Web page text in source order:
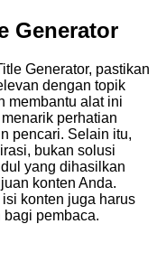
Generator
Generator, pastikan
dengan topik
membantu alat ini
perhatian
pencari. Selain itu,
bukan solusi
yang dihasilkan
konten Anda.
konten juga harus
pembaca.